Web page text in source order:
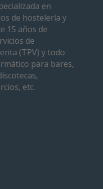
en
de hostelería y
15 años de
de
(TPV) y todo
para bares,
etc.